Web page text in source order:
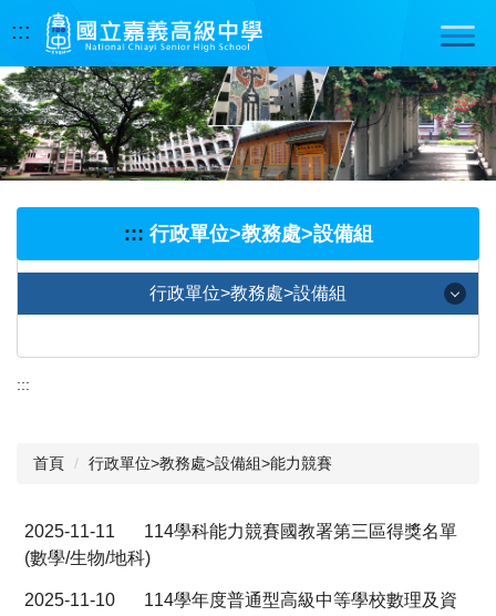
到
要
內
容
區
:::
::: 行政單位>教務處>設備組
行政單位>教務處>設備組
奧林匹亞
實驗室相闗表單
回教務處
能力競賽
:::
首頁 行政單位>教務處>設備組>能力競賽
2025-11-11
114學科能力競賽國教署第三區得獎名單
(數學/生物/地科)
2025-11-10
114學年度普通型高級中等學校數理及資